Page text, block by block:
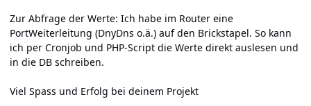
Zur Abfrage der Werte: Ich habe im Router eine
PortWeiterleitung (DnyDns o.ä.) auf den Brickstapel. So kann
ich per Cronjob und PHP-Script die Werte direkt auslesen und
in die DB schreiben.
Viel Spass und Erfolg bei deinem Projekt